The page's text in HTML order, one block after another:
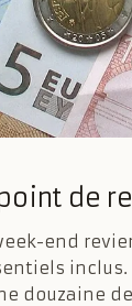
de
end
douzaine